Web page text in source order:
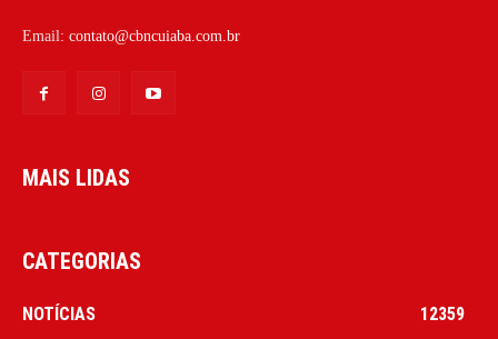
Email: contato@cbncuiaba.com.br
MAIS LIDAS
CATEGORIAS
NOTÍCIAS
12359